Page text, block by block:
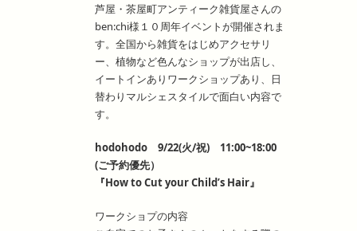
芦屋・茶屋町アンティーク雑貨屋さんの
ben:chi様１０周年イベントが開催されま
す。全国から雑貨をはじめアクセサリ
ー、植物など色んなショップが出店し、
イートインありワークショップあり、日
替わりマルシェスタイルで面白い内容で
す。
hodohodo 9/22(火/祝) 11:00~18:00
(ご予約優先）
『How to Cut your Child’s Hair』
ワークショプの内容